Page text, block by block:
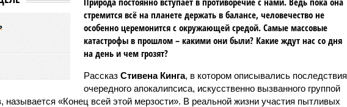
стремится всё на планете держать в балансе, человечество не
особенно церемонится с окружающей средой. Самые массовые
катастрофы в прошлом – какими они были? Какие ждут нас со дня
на день и чем грозят?
Рассказ Стивена Кинга, в котором описывались последствия
очередного апокалипсиса, искусственно вызванного группой
называется «Конец всей этой мерзости». В реальной жизни участия пытливых